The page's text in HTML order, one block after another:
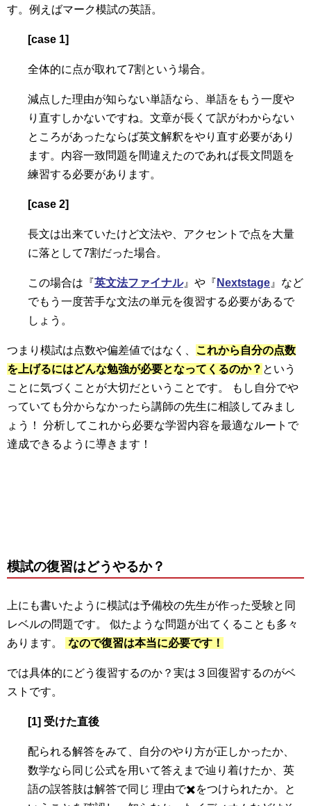
す。例えばマーク模試の英語。
[case 1]
全体的に点が取れて7割という場合。
減点した理由が知らない単語なら、単語をもう一度や
り直すしかないですね。文章が長くて訳がわからない
ところがあったならば英文解釈をやり直す必要があり
ます。内容一致問題を間違えたのであれば長文問題を
練習する必要があります。
[case 2]
長文は出来ていたけど文法や、アクセントで点を大量
に落として7割だった場合。
この場合は『英文法ファイナル』や『 Nextstage 』など
でもう一度苦手な文法の単元を復習する必要があるで
しょう。
つまり模試は点数や偏差値ではなく、 これから自分の点数
を上げるにはどんな勉強が必要となってくるのか？ という
ことに気づくことが大切だということです。 もし自分でや
っていても分からなかったら講師の先生に相談してみまし
ょう！ 分析してこれから必要な学習内容を最適なルートで
達成できるように導きます！
模試の復習はどうやるか？
上にも書いたように模試は予備校の先生が作った受験と同
レベルの問題です。 似たような問題が出てくることも多々
あります。
なので復習は本当に必要です！
では具体的にどう復習するのか？実は３回復習するのがベ
ストです。
[1] 受けた直後
配られる解答をみて、自分のやり方が正しかったか、
数学なら同じ公式を用いて答えまで辿り着けたか、英
語の誤答肢は解答で同じ 理由で✖️をつけられたか。と